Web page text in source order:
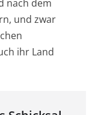
nach dem
und zwar
ihr Land